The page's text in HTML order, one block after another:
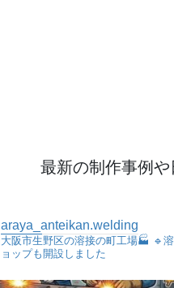
最新の制作事例
araya_anteikan.welding
大阪市生野区の溶接の町工場🏭 🔹
ョップも開設しました